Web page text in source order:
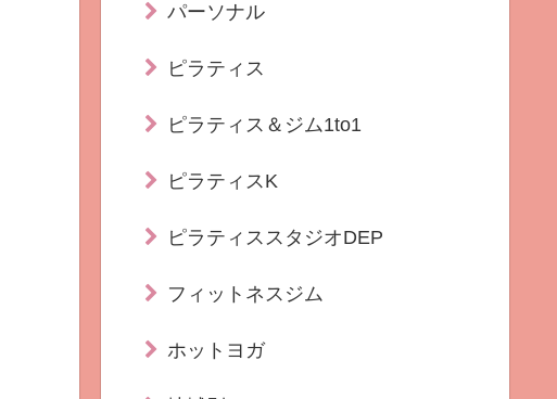
パーソナル
ピラティス
ピラティス＆ジム1to1
ピラティスK
ピラティススタジオDEP
フィットネスジム
ホットヨガ